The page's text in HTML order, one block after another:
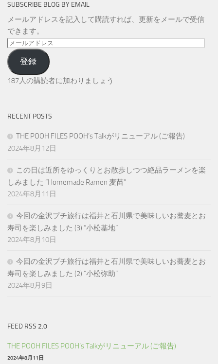
SUBSCRIBE BLOG BY EMAIL
メールアドレスを記入して購読すれば、更新をメールで受信
できます。
メ
ー
ル
ア
ス
登録
187人の購読者に加わりましょう
RECENT POSTS
THE POOH FILES POOH’s Talkがリニューアル (ご報告)
2024年8月12日
この日は近所をゆっくりとお散歩しつつ絶品ラーメンを楽
しみました “Homemade Ramen 麦苗”
2024年8月11日
今回の金沢プチ旅行は福井と石川県で美味しいお蕎麦とお
寿司を楽しみました (3) “小松基地”
2024年8月10日
今回の金沢プチ旅行は福井と石川県で美味しいお蕎麦とお
寿司を楽しみました (2) “小松弥助”
2024年8月9日
FEED RSS 2.0
THE POOH FILES POOH’s Talkがリニューアル (ご報告)
2024年8月11日